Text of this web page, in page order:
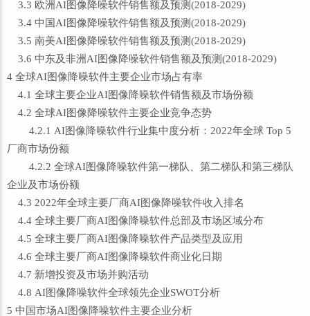
3.3 欧洲AI图像降噪软件销售额及预测(2018-2029)
3.4 中国AI图像降噪软件销售额及预测(2018-2029)
3.5 南美AI图像降噪软件销售额及预测(2018-2029)
3.6 中东及非洲AI图像降噪软件销售额及预测(2018-2029)
4 全球AI图像降噪软件主要企业市场占有率
4.1 全球主要企业AI图像降噪软件销售额及市场份额
4.2 全球AI图像降噪软件主要企业竞争态势
4.2.1 AI图像降噪软件行业集中度分析：2022年全球 Top 5
厂商市场份额
4.2.2 全球AI图像降噪软件第一梯队、第二梯队和第三梯队
企业及市场份额
4.3 2022年全球主要厂商AI图像降噪软件收入排名
4.4 全球主要厂商AI图像降噪软件总部及市场区域分布
4.5 全球主要厂商AI图像降噪软件产品类型及应用
4.6 全球主要厂商AI图像降噪软件商业化日期
4.7 新增投资及市场并购活动
4.8 AI图像降噪软件全球领先企业SWOT分析
5 中国市场AI图像降噪软件主要企业分析